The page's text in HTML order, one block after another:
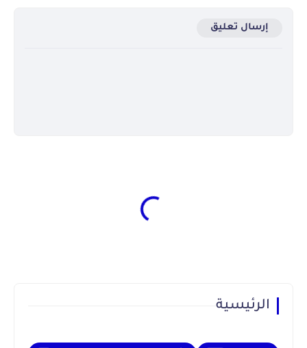
إرسال تعليق
الرئيسية